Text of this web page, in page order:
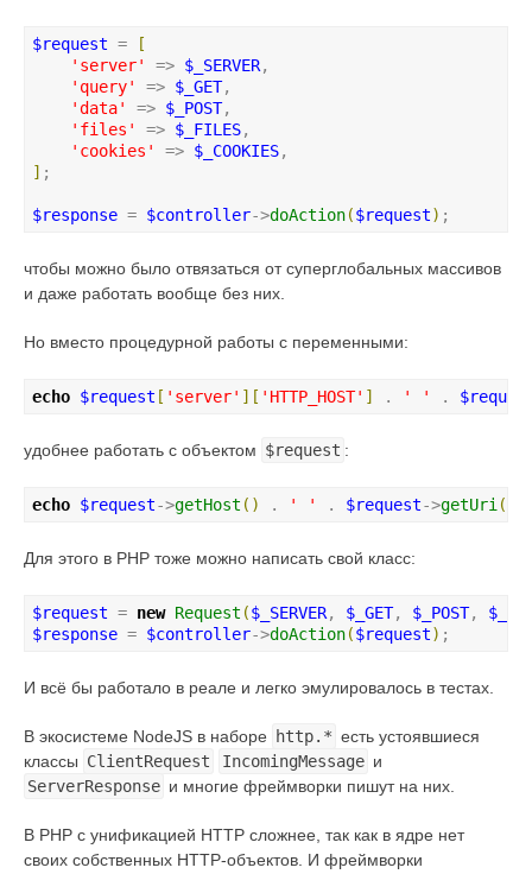
$request =
[
' server' => $_SERVER,
' query' => $_GET,
'data' => $_POST,
' files ' => $_FILES,
' cookies ' => $_COOKIES
] ;
$response = $controller->doAction($request) ;
чтобы можно было отвязаться от суперглобальных массивов
и даже работать вообще без них.
Но вместо процедурной работы с переменными:
echo $request [ ' server' ] [ ' HTTP_HOST' ] . ' ' .
удобнее работать с объектом $request :
echo $request->getHost ( ) . ' ' . $request->getUri (
Для этого в PHP тоже можно написать свой класс:
$request = new Request ($_SERVER, $_GET, $_POST,
$response = $controller->doAction($request) ;
И всё бы работало в реале и легко эмулировалось в тестах.
В экосистеме NodeJS в наборе http.* есть устоявшиеся
классы ClientRequest IncomingMessage и
ServerResponse и многие фреймворки пишут на них.
В PHP с унификацией HTTP сложнее, так как в ядре нет
своих собственных HTTP-объектов. И фреймворки